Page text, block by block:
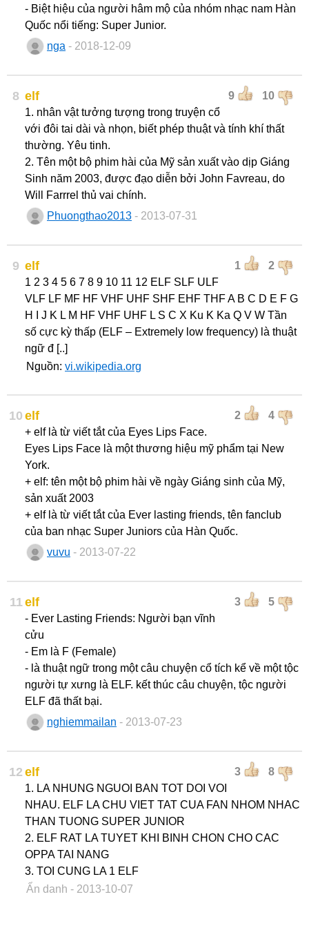
- Biệt hiệu của người hâm mộ của nhóm nhạc nam Hàn
Quốc nổi tiếng: Super Junior.
nga - 2018-12-09
8 9 10
elf
1. nhân vật tưởng tượng trong truyện cổ
với đôi tai dài và nhọn, biết phép thuật và tính khí thất
thường. Yêu tinh.
2. Tên một bộ phim hài của Mỹ sản xuất vào dịp Giáng
Sinh năm 2003, được đạo diễn bởi John Favreau, do
Will Farrrel thủ vai chính.
Phuongthao2013 - 2013-07-31
9 1 2
elf
1 2 3 4 5 6 7 8 9 10 11 12 ELF SLF ULF
VLF LF MF HF VHF UHF SHF EHF THF A B C D E F G
H I J K L M HF VHF UHF L S C X Ku K Ka Q V W Tần
số cực kỳ thấp (ELF – Extremely low frequency) là thuật
ngữ đ [..]
Nguồn: vi.wikipedia.org
10 2 4
elf
+ elf là từ viết tắt của Eyes Lips Face.
Eyes Lips Face là một thương hiệu mỹ phẩm tại New
York.
+ elf: tên một bộ phim hài về ngày Giáng sinh của Mỹ,
sản xuất 2003
+ elf là từ viết tắt của Ever lasting friends, tên fanclub
của ban nhạc Super Juniors của Hàn Quốc.
vuvu - 2013-07-22
11 3 5
elf
- Ever Lasting Friends: Người bạn vĩnh
cửu
- Em là F (Female)
- là thuật ngữ trong một câu chuyện cổ tích kể về một tộc
người tự xưng là ELF. kết thúc câu chuyện, tộc người
ELF đã thất bại.
nghiemmailan - 2013-07-23
12 3 8
elf
1. LA NHUNG NGUOI BAN TOT DOI VOI
NHAU. ELF LA CHU VIET TAT CUA FAN NHOM NHAC
THAN TUONG SUPER JUNIOR
2. ELF RAT LA TUYET KHI BINH CHON CHO CAC
OPPA TAI NANG
3. TOI CUNG LA 1 ELF
Ẩn danh - 2013-10-07